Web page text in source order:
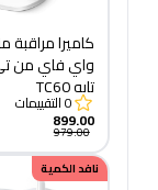
كاميرا مراقبة
واي فاي من
تابو TC60
0التقييمات
899.00
979.00
نافد الكمية